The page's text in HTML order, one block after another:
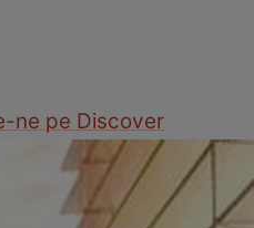
ne pe Discover